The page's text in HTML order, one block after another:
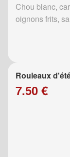
Chou blanc,
oignons frits,
Rouleaux
7.50 €